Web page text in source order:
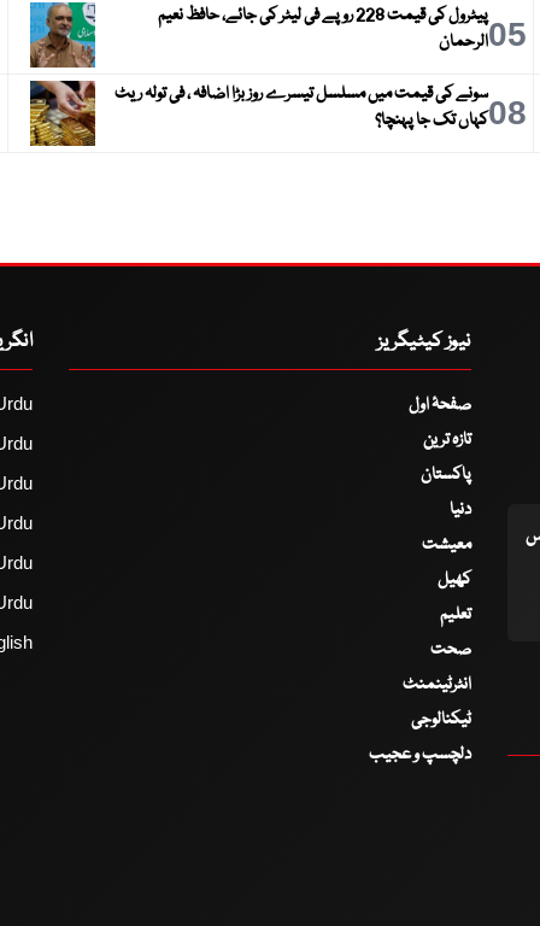
05
پیٹرول کی قیمت 228 روپے فی لیٹر کی جائے، حافظ نعیم
الرحمان
08سونے کی قیمت میں مسلسل تیسرے روز بڑا اضافہ ، فی تولہ ریٹ
کہاں تک جا پہنچا؟
نیوز کیٹیگریز
صفحۂ اول
تازہ ترین
پاکستان
دنیا
معیشت
کھیل
تعلیم
صحت
انٹرٹینمنٹ
ٹیکنالوجی
دلچسپ و عجیب